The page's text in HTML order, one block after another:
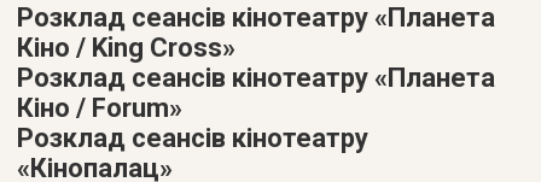
Розклад сеансів кінотеатру «Планета
Кіно / King Cross»
Розклад сеансів кінотеатру «Планета
Кіно / Forum»
Розклад сеансів кінотеатру
«Кінопалац»